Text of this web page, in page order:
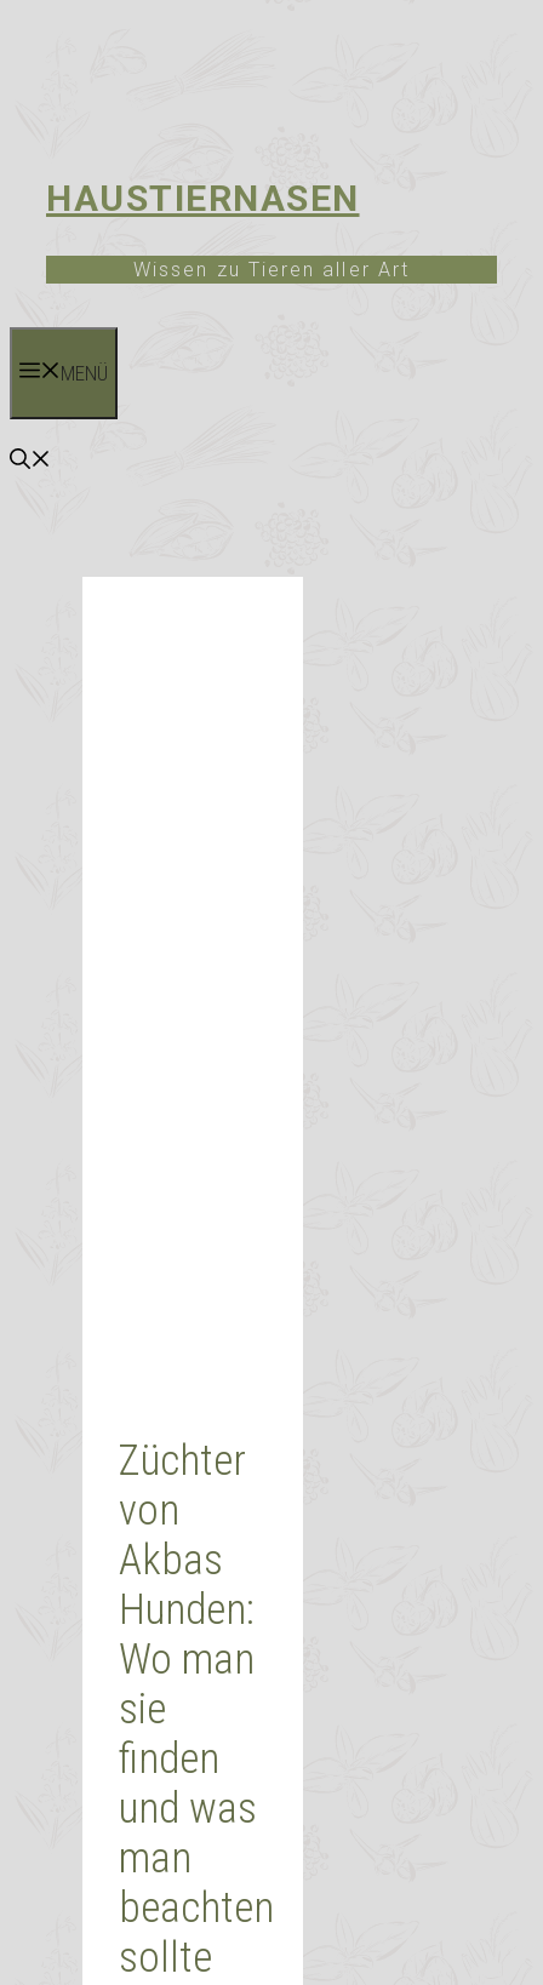
HAUSTIERNASEN
Wissen zu Tieren aller Art
MENÜ
Züchter
von
Akbas
Hunden:
Wo man
sie
finden
und was
man
beachten
sollte